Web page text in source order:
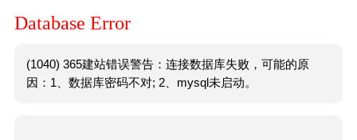
Database Error
(1040) 365建站错误警告：连接数据库失败，可能的原
因：1、数据库密码不对; 2、mysql未启动。